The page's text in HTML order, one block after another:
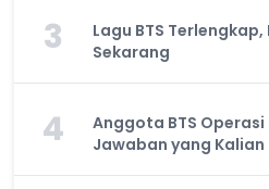
3
Lagu BTS
Sekarang
4
Anggota BTS
Jawaban yang Kalian